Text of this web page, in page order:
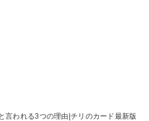
言われる3つの理由|チリのカード最新版